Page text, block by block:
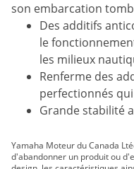
son embarcation
Des additifs
le
les milieux
Renferme des
perfectionnés
Grande stabilité
Yamaha Moteur du Canada
d'abandonner un produit ou